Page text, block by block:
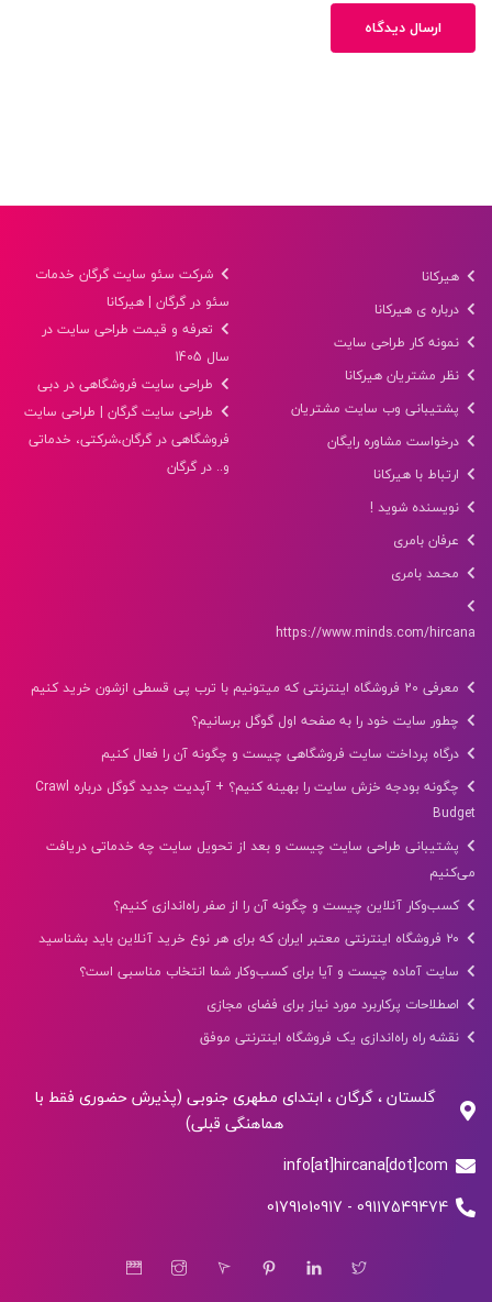
ارسال دیدگاه
هیرکانا
درباره ی هیرکانا
نمونه کار طراحی سایت
نظر مشتریان هیرکانا
پشتیبانی وب سایت مشتریان
درخواست مشاوره رایگان
ارتباط با هیرکانا
نویسنده شوید !
عرفان بامری
محمد بامری
https://www.minds.com/hircana
شرکت سئو سایت گرگان خدمات
سئو در گرگان | هیرکانا
تعرفه و قیمت طراحی سایت در
سال 1405
طراحی سایت فروشگاهی در دبی
طراحی سایت گرگان | طراحی سایت
فروشگاهی در گرگان،شرکتی، خدماتی
و.. در گرگان
معرفی 20 فروشگاه اینترنتی که میتونیم با ترب پی قسطی ازشون خرید کنیم
چطور سایت خود را به صفحه اول گوگل برسانیم؟
درگاه پرداخت سایت فروشگاهی چیست و چگونه آن را فعال کنیم
چگونه بودجه خزش سایت را بهینه کنیم؟ + آپدیت جدید گوگل درباره Crawl
Budget
پشتیبانی طراحی سایت چیست و بعد از تحویل سایت چه خدماتی دریافت
می‌کنیم
کسب‌وکار آنلاین چیست و چگونه آن را از صفر راه‌اندازی کنیم؟
سایت آماده چیست و آیا برای کسب‌وکار شما انتخاب مناسبی است؟
اصطلاحات پرکاربرد مورد نیاز برای فضای مجازی
نقشه راه راه‌اندازی یک فروشگاه اینترنتی موفق
گلستان ، گرگان ، ابتدای مطهری جنوبی (پذیرش حضوری فقط با
هماهنگی قبلی)
info[at]hircana[dot]com
09117549474 - 01791010917